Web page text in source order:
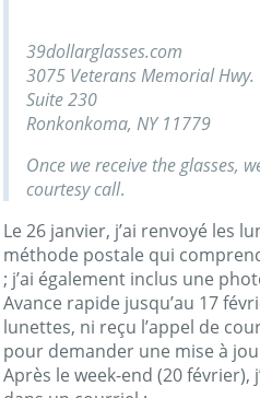
39dollarglasses.com
3075 Veterans Memorial Hwy.
Suite 230
Ronkonkoma, NY 11779
Once we receive the glasses,
courtesy call.
Le 26 janvier, j’ai renvoyé les
méthode postale qui
; j’ai également inclus une
Avance rapide jusqu’au 17
lunettes, ni reçu l’appel de
pour demander une mise à
Après le week-end (20 février),